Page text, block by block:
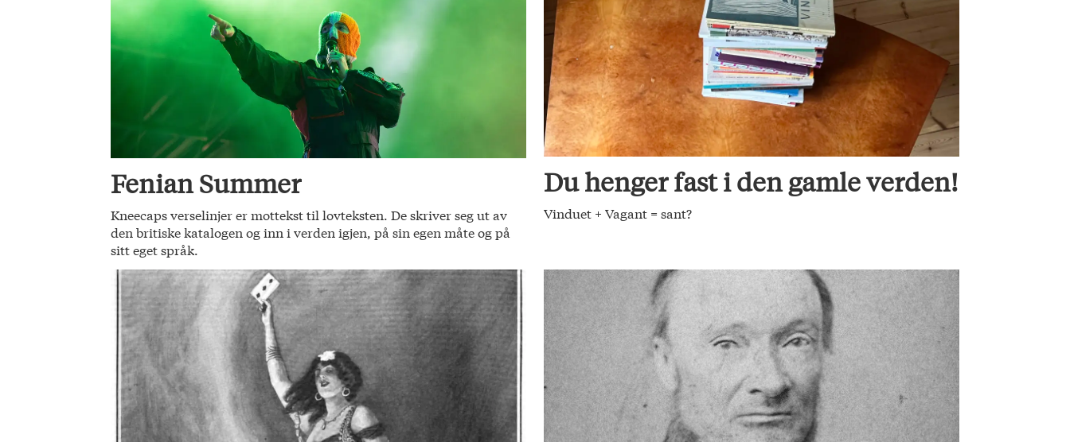
Fenian Summer
Kneecaps verselinjer er mottekst til lovteksten. De skriver seg ut av
den britiske katalogen og inn i verden igjen, på sin egen måte og på
sitt eget språk.
Du henger fast i den gamle verden!
Vinduet + Vagant = sant?